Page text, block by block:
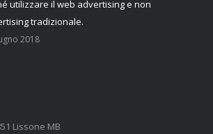
utilizzare il web advertising e non
tradizionale.
2018
Lissone MB